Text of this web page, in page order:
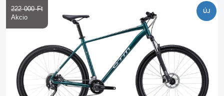
ÚJ
222 000 Ft‎